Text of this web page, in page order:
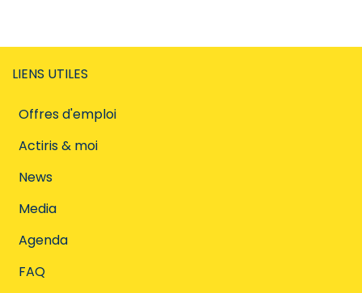
LIENS UTILES
Offres d'emploi
Actiris & moi
News
Media
Agenda
FAQ